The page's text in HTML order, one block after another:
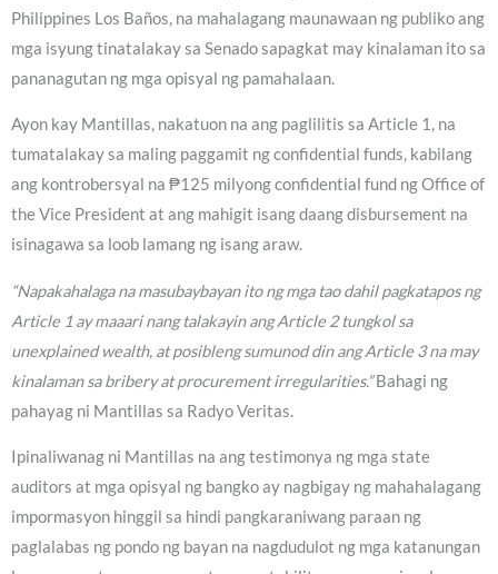
Philippines Los Baños, na mahalagang maunawaan ng publiko ang
mga isyung tinatalakay sa Senado sapagkat may kinalaman ito sa
pananagutan ng mga opisyal ng pamahalaan.
Ayon kay Mantillas, nakatuon na ang paglilitis sa Article 1, na
tumatalakay sa maling paggamit ng confidential funds, kabilang
ang kontrobersyal na ₱125 milyong confidential fund ng Office of
the Vice President at ang mahigit isang daang disbursement na
isinagawa sa loob lamang ng isang araw.
“Napakahalaga na masubaybayan ito ng mga tao dahil pagkatapos ng
Article 1 ay maaari nang talakayin ang Article 2 tungkol sa
unexplained wealth, at posibleng sumunod din ang Article 3 na may
kinalaman sa bribery at procurement irregularities.”Bahagi ng
pahayag ni Mantillas sa Radyo Veritas.
Ipinaliwanag ni Mantillas na ang testimonya ng mga state
auditors at mga opisyal ng bangko ay nagbigay ng mahahalagang
impormasyon hinggil sa hindi pangkaraniwang paraan ng
paglalabas ng pondo ng bayan na nagdudulot ng mga katanungan